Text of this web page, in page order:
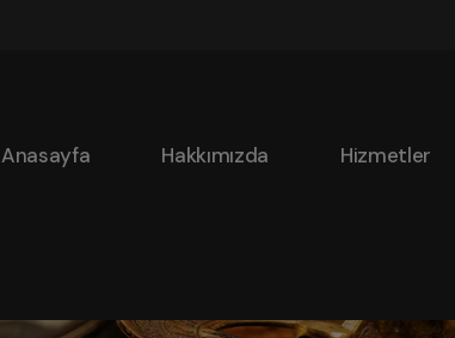
Anasayfa Hakkımızda Hizmetler